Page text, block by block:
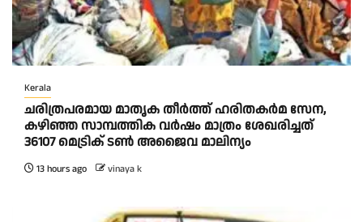
Kerala
ചരിത്രപരമായ മാതൃക തീര്‍ത്ത് ഹരിതകര്‍മ സേന,
കഴിഞ്ഞ സാമ്പത്തിക വര്‍ഷം മാത്രം ശേഖരിച്ചത്
36107 മെട്രിക് ടണ്‍ അജൈവ മാലിന്യം
13 hours ago vinaya k